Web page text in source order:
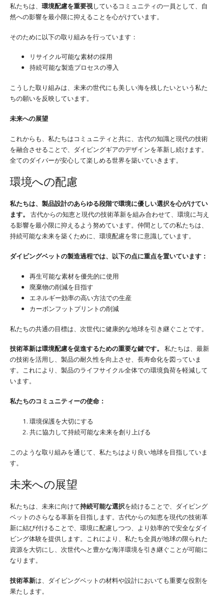
私たちは、 環境配慮を重要視しているコミュニティの一員として、自
然への影響を最小限に抑えることを心がけています。
そのために以下の取り組みを行っています：
リサイクル可能な素材の採用
持続可能な製造プロセスの導入
こうした取り組みは、未来の世代にも美しい海を残したいという私た
ちの願いを反映しています。
未来への展望
これからも、私たちはコミュニティと共に、古代の知識と現代の技術
を融合させることで、ダイビングギアのデザインを革新し続けます。
全てのダイバーが安心して楽しめる世界を築いていきます。
環境への配慮
私たちは、製品設計のあらゆる段階で環境に優しい選択を心がけてい
ます。
古代からの知恵と現代の技術革新を組み合わせて、環境に与え
る影響を最小限に抑えるよう努めています。仲間としての私たちは、
持続可能な未来を築くために、環境配慮を常に意識しています。
ダイビングベットの製造過程では、以下の点に重点を置いています：
再生可能な素材を優先的に使用
廃棄物の削減を目指す
エネルギー効率の高い方法での生産
カーボンフットプリントの削減
私たちの共通の目標は、次世代に健康的な地球を引き継ぐことです。
技術革新は環境配慮を促進するための重要な鍵です。
私たちは、最新
の技術を活用し、製品の耐久性を向上させ、長寿命化を図っていま
す。これにより、製品のライフサイクル全体での環境負荷を軽減して
います。
私たちのコミュニティーの使命：
環境保護を大切にする
共に協力して持続可能な未来を創り上げる
このような取り組みを通じて、私たちはより良い地球を目指していま
す。
未来への展望
私たちは、未来に向けて持続可能な選択を続けることで、ダイビング
ベットのさらなる革新を目指します。古代からの知恵を現代の技術革
新に結び付けることで、環境に配慮しつつ、より効率的で安全なダイ
ビング体験を提供します。これにより、私たち全員が地球の限られた
資源を大切にし、次世代へと豊かな海洋環境を引き継ぐことが可能に
なります。
技術革新は、ダイビングベットの材料や設計においても重要な役割を
果たします。